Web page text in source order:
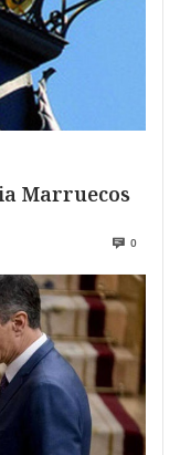
Marruecos
0